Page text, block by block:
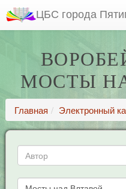
ЦБС города
МОСТЫ
Главная Электронный